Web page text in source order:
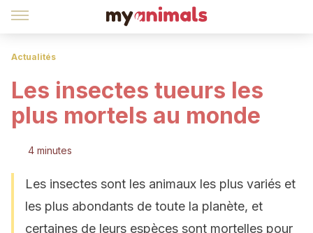
Actualités
Les insectes tueurs les
plus mortels au monde
4 minutes
Les insectes sont les animaux les plus variés et
les plus abondants de toute la planète, et
certaines de leurs espèces sont mortelles pour